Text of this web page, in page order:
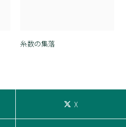
糸数の集落
X